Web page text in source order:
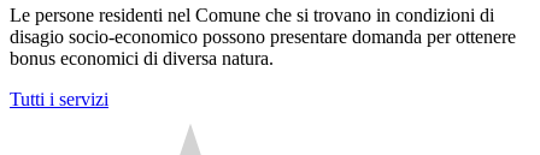
Le persone residenti nel Comune che si trovano in condizioni di
disagio socio-economico possono presentare domanda per ottenere
bonus economici di diversa natura.
Tutti i servizi